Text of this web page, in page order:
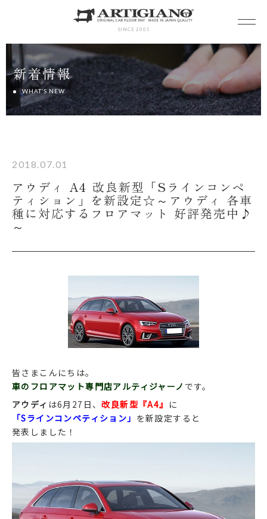
SINCE 2005
新着情報
WHAT’S NEW
2018.07.01
アウディ A4 改良新型「Sラインコンペ
ティション」を新設定☆～アウディ 各車
種に対応するフロアマット 好評発売中♪
～
皆さまこんにちは。
車のフロアマット専門店アルティジャーノ です。
アウディ は6月27日、改良新型『A4』 に
「Sラインコンペティション」 を新設定すると
発表しました！